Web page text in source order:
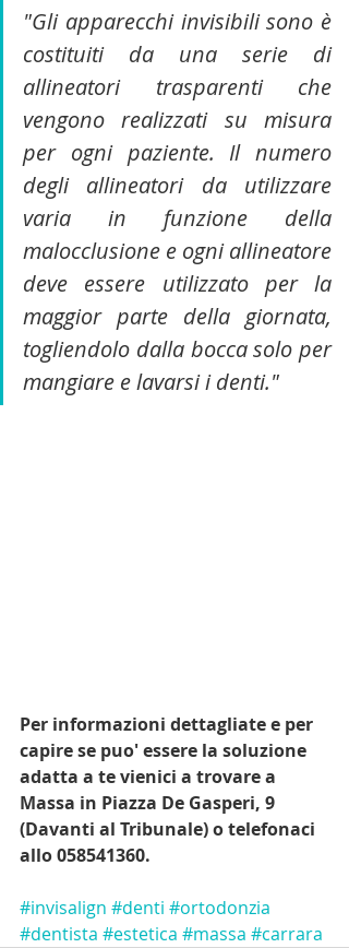
"Gli apparecchi invisibili sono è
costituiti da una serie di
allineatori trasparenti che
vengono realizzati su misura
per ogni paziente. Il numero
degli allineatori da utilizzare
varia in funzione della
malocclusione e ogni allineatore
deve essere utilizzato per la
maggior parte della giornata,
togliendolo dalla bocca solo per
mangiare e lavarsi i denti."
Per informazioni dettagliate e per
capire se puo' essere la soluzione
adatta a te vienici a trovare a
Massa in Piazza De Gasperi, 9
(Davanti al Tribunale) o telefonaci
allo 058541360.
#invisalign #denti #ortodonzia
#dentista #estetica #massa #carrara